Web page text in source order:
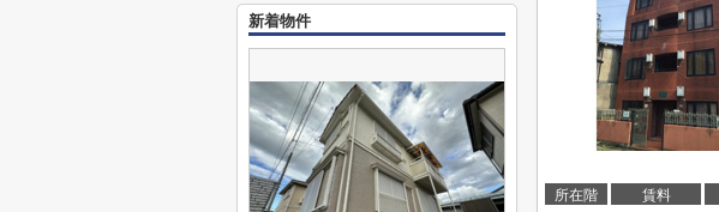
所在階 賃料
新着物件